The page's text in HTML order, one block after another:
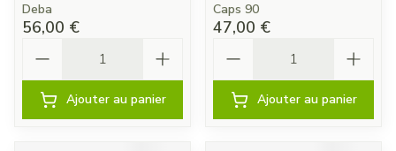
Deba
56,00 €
Ajouter au panier
Caps 90
47,00 €
Ajouter au panier